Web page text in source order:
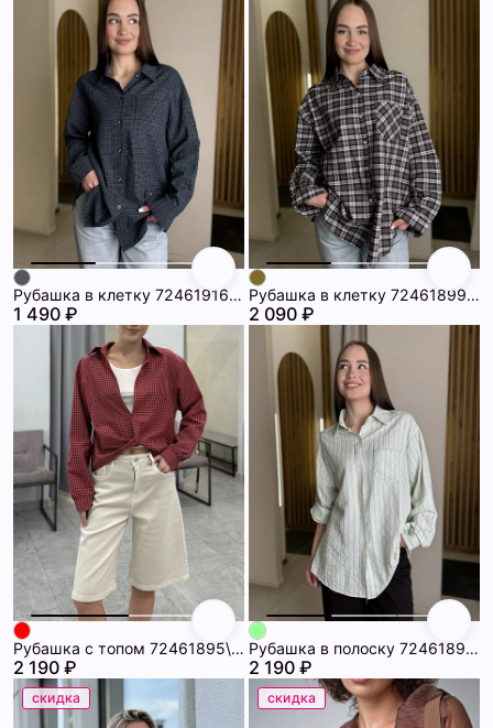
Рубашка в клетку 72461916\1008
1 490 ₽
Рубашка в клетку 72461899\709
2 090 ₽
Рубашка с топом 72461895\17
2 190 ₽
Рубашка в полоску 72461892\26
2 190 ₽
скидка скидка